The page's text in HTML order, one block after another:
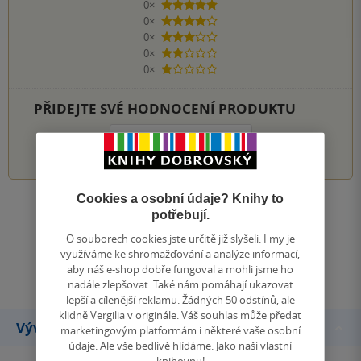
0×
5 hvězdiček
0×
4 hvězdičky
0×
3 hvězdičky
0×
2 hvězdičky
0×
1 hvezdička
PŘIDEJTE SVÉ HODNOCENÍ PRODUKTU
Zobrazit všechna hodnocení
Přidat hodnocení
Vývoj ceny
Cookies a osobní údaje? Knihy to
potřebují.
O souborech cookies jste určitě již slyšeli. I my je
využíváme ke shromažďování a analýze informací,
aby náš e-shop dobře fungoval a mohli jsme ho
nadále zlepšovat. Také nám pomáhají ukazovat
lepší a cílenější reklamu. Žádných 50 odstínů, ale
klidně Vergilia v originále. Váš souhlas může předat
marketingovým platformám i některé vaše osobní
údaje. Ale vše bedlivě hlídáme. Jako naši vlastní